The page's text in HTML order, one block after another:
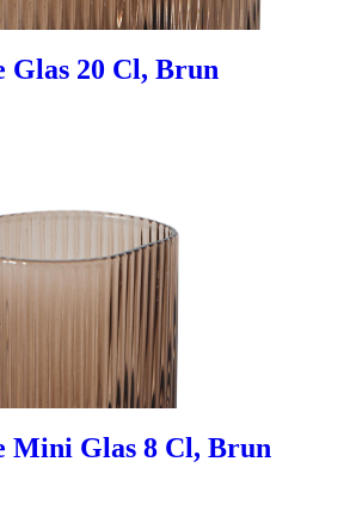
Glas 20 Cl, Brun
Mini Glas 8 Cl, Brun